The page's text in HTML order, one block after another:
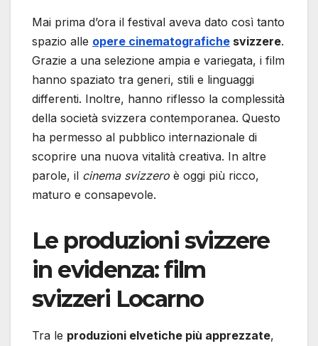
Mai prima d’ora il festival aveva dato così tanto
spazio alle opere cinematografiche svizzere.
Grazie a una selezione ampia e variegata, i film
hanno spaziato tra generi, stili e linguaggi
differenti. Inoltre, hanno riflesso la complessità
della società svizzera contemporanea. Questo
ha permesso al pubblico internazionale di
scoprire una nuova vitalità creativa. In altre
parole, il cinema svizzero è oggi più ricco,
maturo e consapevole.
Le produzioni svizzere
in evidenza: film
svizzeri Locarno
Tra le produzioni elvetiche più apprezzate,